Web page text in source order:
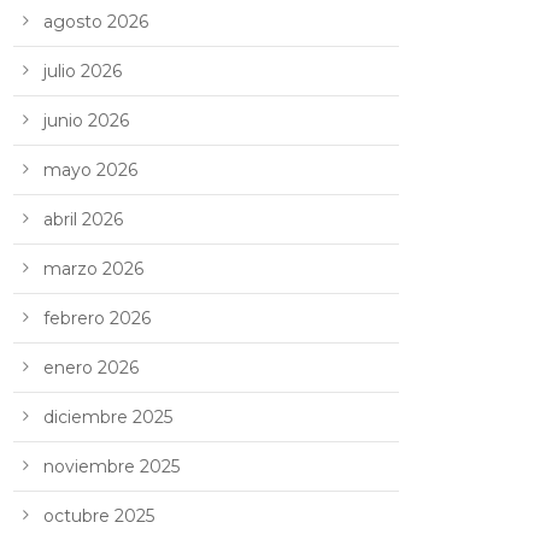
agosto 2026
julio 2026
junio 2026
mayo 2026
abril 2026
marzo 2026
febrero 2026
enero 2026
diciembre 2025
noviembre 2025
octubre 2025